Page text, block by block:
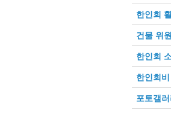
한인회
건물 위
한인회
한인회
포토갤러